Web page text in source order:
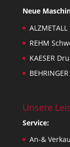
Neue
REHM
KAESER
Unsere
Service:
An-&